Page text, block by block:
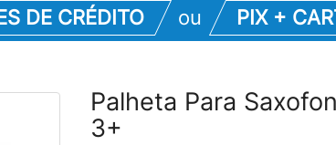
DE CRÉDITO ou PIX +
Palheta Para
3+